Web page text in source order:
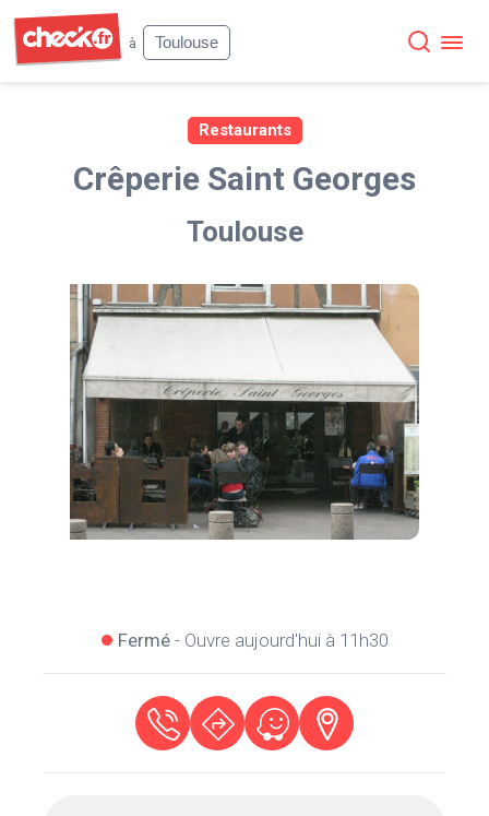
à
Toulouse
Restaurants
Crêperie Saint Georges
Toulouse
Fermé- Ouvre aujourd'hui à 11h30